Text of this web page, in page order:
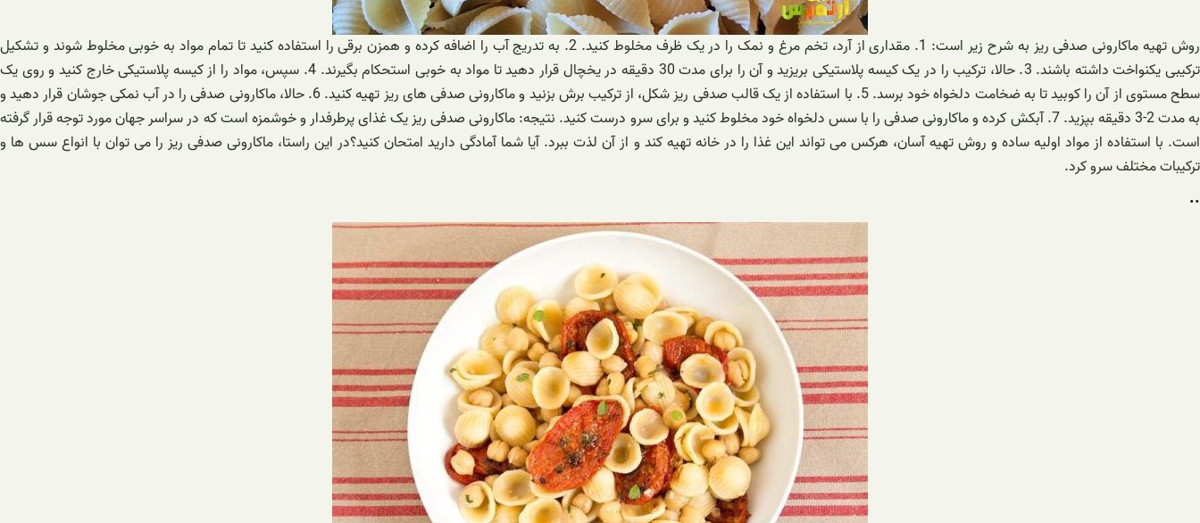
روش تهیه ماکارونی صدفی ریز به شرح زیر است: 1. مقداری از آرد، تخم مرغ و نمک را در یک ظرف مخلوط کنید. 2. به تدریج آب را اضافه کرده و همزن برقی را استفاده کنید تا تمام مواد به خوبی مخلوط شوند و تشکیل
ترکیبی یکنواخت داشته باشند. 3. حالا، ترکیب را در یک کیسه پلاستیکی بریزید و آن را برای مدت 30 دقیقه در یخچال قرار دهید تا مواد به خوبی استحکام بگیرند. 4. سپس، مواد را از کیسه پلاستیکی خارج کنید و روی یک
سطح مستوی از آن را کوبید تا به ضخامت دلخواه خود برسد. 5. با استفاده از یک قالب صدفی ریز شکل، از ترکیب برش بزنید و ماکارونی صدفی های ریز تهیه کنید. 6. حالا، ماکارونی صدفی را در آب نمکی جوشان قرار دهید و
به مدت 2-3 دقیقه بپزید. 7. آبکش کرده و ماکارونی صدفی را با سس دلخواه خود مخلوط کنید و برای سرو درست کنید. نتیجه: ماکارونی صدفی ریز یک غذای پرطرفدار و خوشمزه است که در سراسر جهان مورد توجه قرار گرفته
است. با استفاده از مواد اولیه ساده و روش تهیه آسان، هرکس می تواند این غذا را در خانه تهیه کند و از آن لذت ببرد. آیا شما آمادگی دارید امتحان کنید؟در این راستا، ماکارونی صدفی ریز را می توان با انواع سس ها و
ترکیبات مختلف سرو کرد.
..